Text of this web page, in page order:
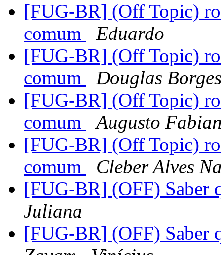
[FUG-BR] (Off Topic)
comum
Eduardo
[FUG-BR] (Off Topic)
comum
Douglas
[FUG-BR] (Off Topic)
comum
Augusto
[FUG-BR] (Off Topic)
comum
Cleber Alves
[FUG-BR] (OFF) Saber
Juliana
[FUG-BR] (OFF) Saber